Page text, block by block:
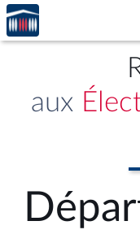
Aller au contenu
Aller en bas de la page
Accèder
à la
page
aux